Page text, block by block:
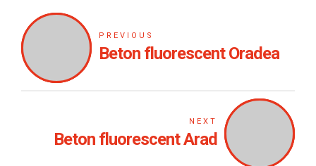
PREVIOUS
Beton fluorescent Oradea
NEXT
Beton fluorescent Arad